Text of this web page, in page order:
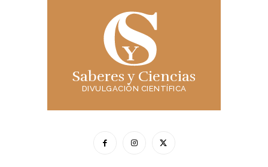
Saberes y Ciencias
DIVULGACIÓN CIENTÍFICA